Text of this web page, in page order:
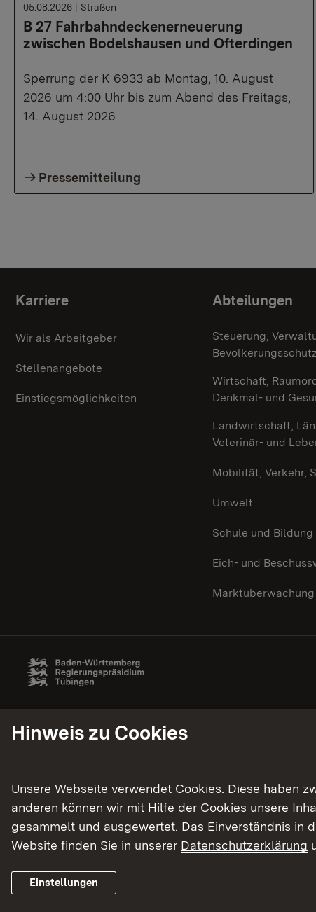
B 27 Fahrbahndeckenerneuerung
zwischen Bodelshausen und Ofterdingen
05.08.2026 | Straßen
Sperrung der K 6933 ab Montag, 10. August
2026 um 4:00 Uhr bis zum Abend des Freitags,
14. August 2026
Pressemitteilung
Themenübersicht
Karriere
Wir als Arbeitgeber
Stellenangebote
Einstiegsmöglichkeiten
Abteilungen
Steuerung,
Wirtschaft,
Denkmal- und
Landwirtschaft,
Veterinär- und
Mobilität, Verkehr,
Umwelt
Schule und Bildung
Eich- und
Marktüberwachung
Hinweis zu Cookies
Unsere Webseite verwendet Cookies. Diese haben
anderen können wir mit Hilfe der Cookies unsere
gesammelt und ausgewertet. Das Einverständnis in
Website finden Sie in unserer Datenschutzerklärung
Einstellungen